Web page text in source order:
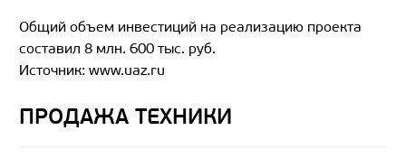
Общий объем инвестиций на реализацию проекта
составил 8 млн. 600 тыс. руб.
Источник: www.uaz.ru
ПРОДАЖА ТЕХНИКИ